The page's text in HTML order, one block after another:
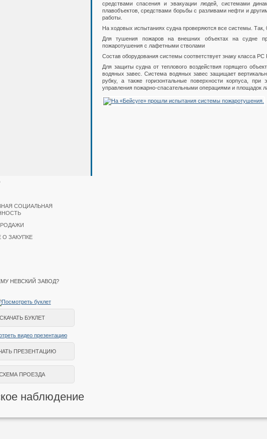
СОЦИАЛЬНАЯ
ЗАКУПКЕ
НЕВСКИЙ ЗАВОД?
СКАЧАТЬ БУКЛЕТ
ПРЕЗЕНТАЦИЮ
ПРОЕЗДА
наблюдение
средствами спасения и эвакуации людей, системами
плавобъектов, средствами борьбы с разливами нефти и
работы.
На ходовых испытаниях судна проверяются все системы. Так,
Для тушения пожаров на внешних объектах на судне
пожаротушения с лафетными стволами
Состав оборудования системы соответствует знаку класса РС
Для защиты судна от теплового воздействия горящего
водяных завес. Система водяных завес защищает
рубку, а также горизонтальные поверхности корпуса,
управления пожарно-спасательными операциями и площадок